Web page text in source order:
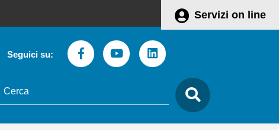
Servizi on line
Seguici su: FacebookYoutubeLinkedin
testo